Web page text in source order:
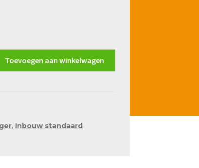
Toevoegen aan winkelwagen
, Inbouw standaard